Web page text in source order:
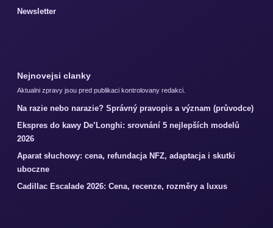
Newsletter
Nejnovejsi clanky
Aktualni zpravy jsou pred publikaci kontrolovany redakci.
Na razie nebo narazie? Správný pravopis a význam (průvodce)
Ekspres do kawy De’Longhi: srovnání 5 nejlepších modelů
2026
Aparat słuchowy: cena, refundacja NFZ, adaptacja i skutki
uboczne
Cadillac Escalade 2026: Cena, recenze, rozměry a luxus